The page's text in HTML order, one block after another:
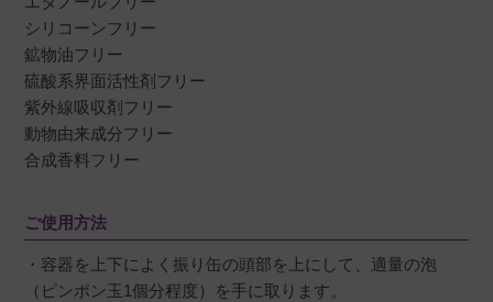
シリコーンフリー
鉱物油フリー
硫酸系界面活性剤フリー
紫外線吸収剤フリー
動物由来成分フリー
合成香料フリー
ご使用方法
・容器を上下によく振り缶の頭部を上にして、適量の泡
（ピンポン玉1個分程度）を手に取ります。